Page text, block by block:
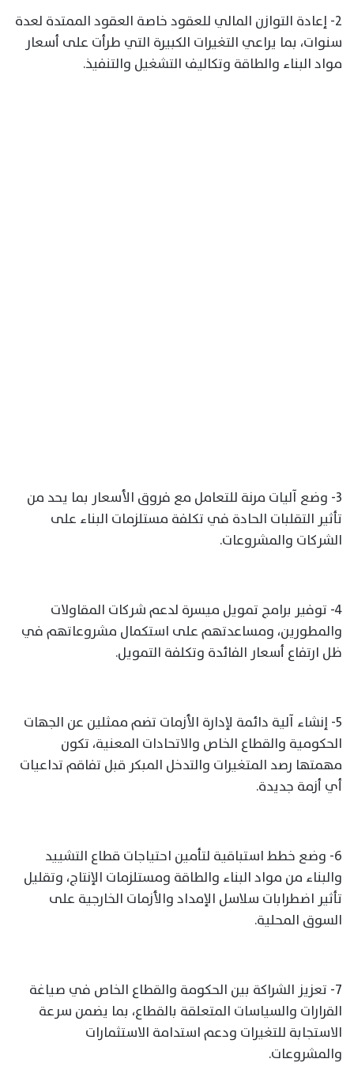
2- إعادة التوازن المالي للعقود خاصة العقود الممتدة لعدة
سنوات، بما يراعي التغيرات الكبيرة التي طرأت على أسعار
مواد البناء والطاقة وتكاليف التشغيل والتنفيذ.
3- وضع آليات مرنة للتعامل مع فروق الأسعار بما يحد من
تأثير التقلبات الحادة في تكلفة مستلزمات البناء على
الشركات والمشروعات.
4- توفير برامج تمويل ميسرة لدعم شركات المقاولات
والمطورين، ومساعدتهم على استكمال مشروعاتهم في
ظل ارتفاع أسعار الفائدة وتكلفة التمويل.
5- إنشاء آلية دائمة لإدارة الأزمات تضم ممثلين عن الجهات
الحكومية والقطاع الخاص والاتحادات المعنية، تكون
مهمتها رصد المتغيرات والتدخل المبكر قبل تفاقم تداعيات
أي أزمة جديدة.
6- وضع خطط استباقية لتأمين احتياجات قطاع التشييد
والبناء من مواد البناء والطاقة ومستلزمات الإنتاج، وتقليل
تأثير اضطرابات سلاسل الإمداد والأزمات الخارجية على
السوق المحلية.
7- تعزيز الشراكة بين الحكومة والقطاع الخاص في صياغة
القرارات والسياسات المتعلقة بالقطاع، بما يضمن سرعة
الاستجابة للتغيرات ودعم استدامة الاستثمارات
والمشروعات.